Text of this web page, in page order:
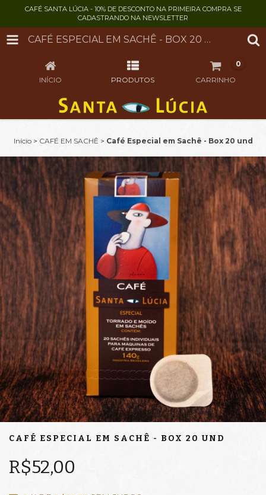
CAFÉ SANTA LÚCIA - 10% DE DESCONTO NA PRIMEIRA COMPRA SE
CADASTRANDO NA NEWSLETTER
CAFÉ ESPECIAL EM SACHÊ - BOX 20 UND
INÍCIO PRODUTOS CARRINHO
0
Início > CAFÉ EM SACHÊ > Café Especial em Sachê - Box 20 und
CAFÉ ESPECIAL EM SACHÊ - BOX 20 UND
R$52,00